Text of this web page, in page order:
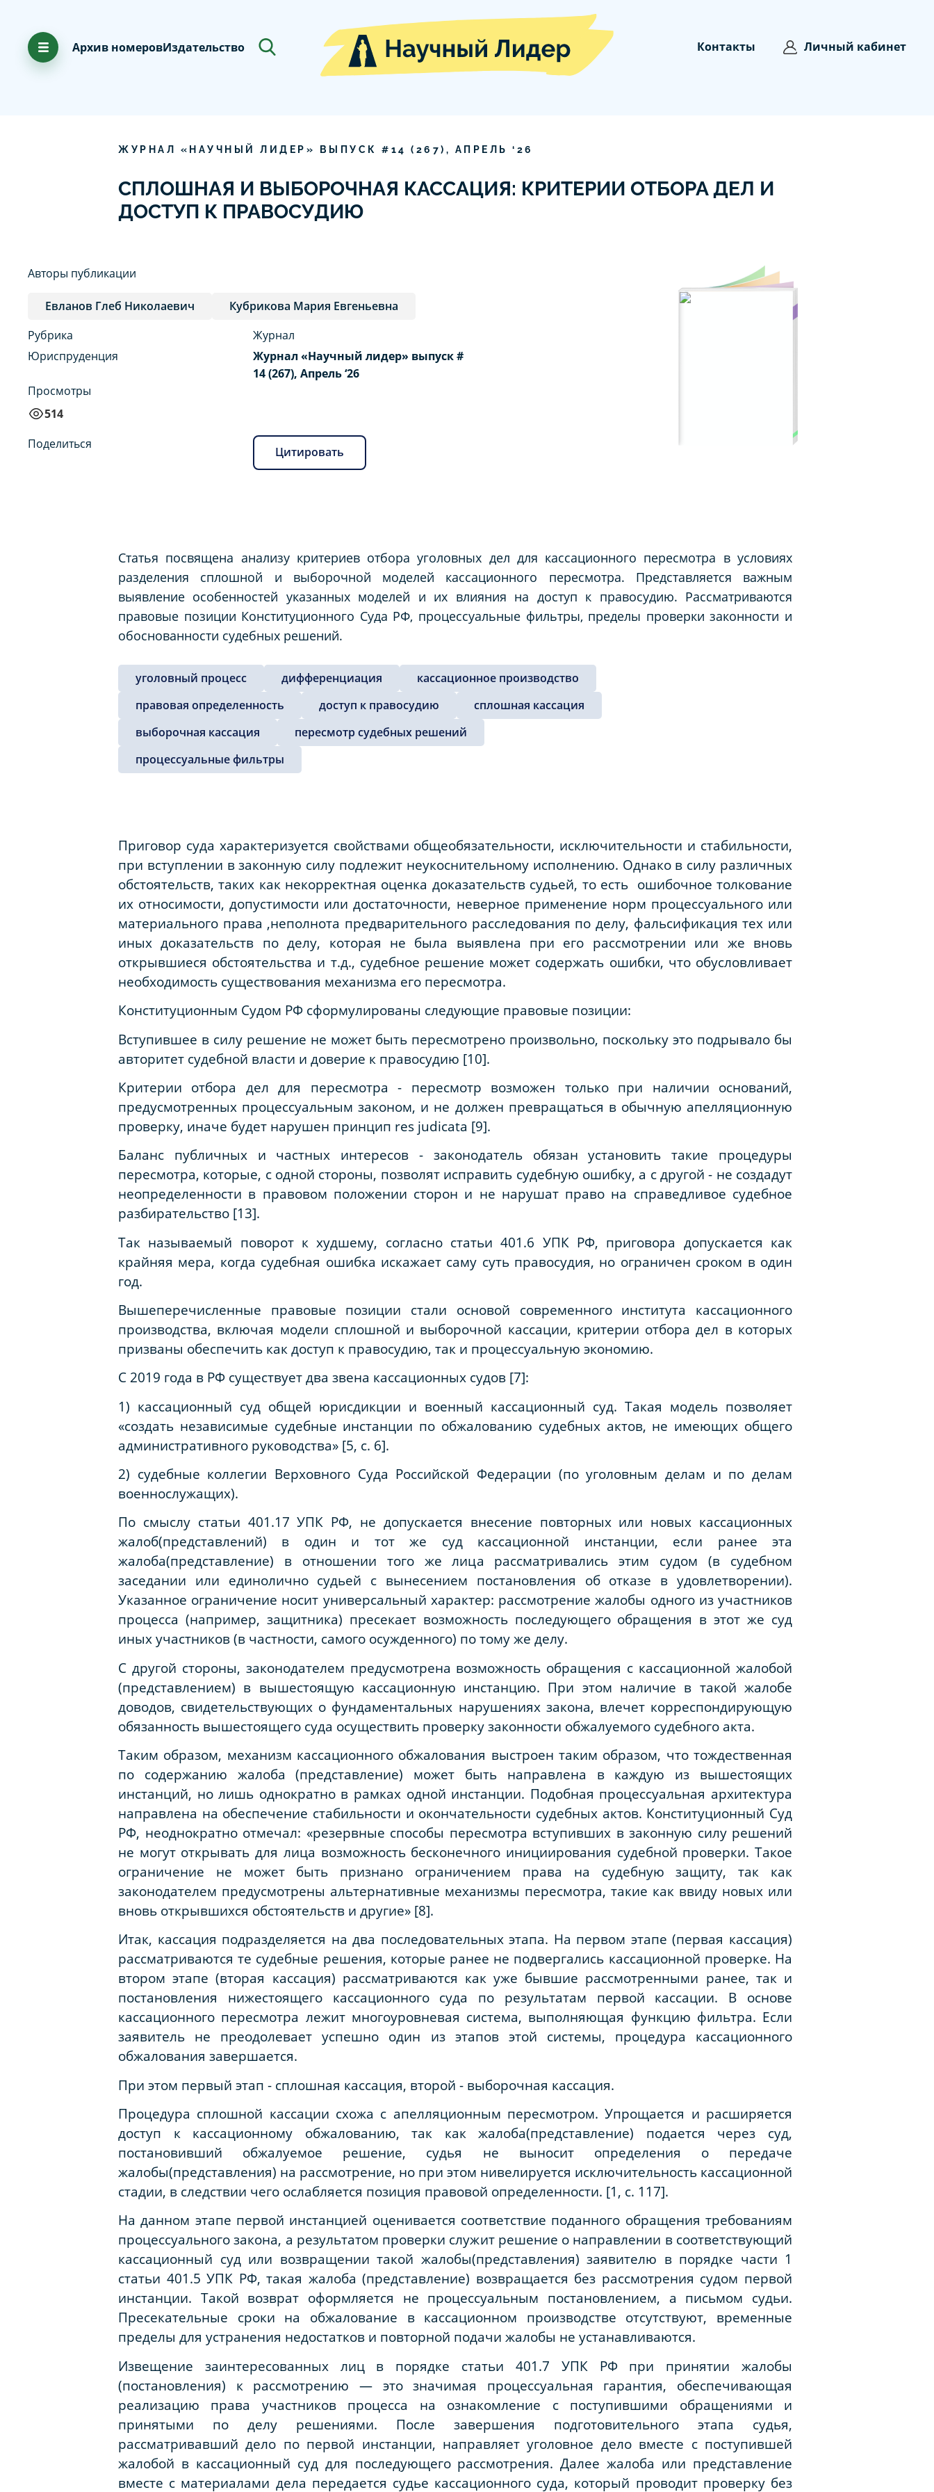
Архив номеровИздательство Контакты Личный кабинет
ЖУРНАЛ «НАУЧНЫЙ ЛИДЕР» ВЫПУСК # 14 ( 267), АПРЕЛЬ ‘ 26
СПЛОШНАЯ И ВЫБОРОЧНАЯ КАССАЦИЯ: КРИТЕРИИ ОТБОРА ДЕЛ И
ДОСТУП К ПРАВОСУДИЮ
Авторы публикации
Евланов Глеб Николаевич
Кубрикова Мария Евгеньевна
Рубрика
Юриспруденция
Просмотры
514
Журнал
Журнал «Научный лидер» выпуск #
14 (267), Апрель ‘26
Поделиться
Цитировать
Статья посвящена анализу критериев отбора уголовных дел для кассационного пересмотра в условиях
разделения сплошной и выборочной моделей кассационного пересмотра. Представляется важным
выявление особенностей указанных моделей и их влияния на доступ к правосудию. Рассматриваются
правовые позиции Конституционного Суда РФ, процессуальные фильтры, пределы проверки законности и
обоснованности судебных решений.
уголовный процесс дифференциация
кассационное производство
правовая определенность
доступ к правосудию
сплошная кассация
выборочная кассация
пересмотр судебных решений
процессуальные фильтры
Приговор суда характеризуется свойствами общеобязательности, исключительности и стабильности,
при вступлении в законную силу подлежит неукоснительному исполнению. Однако в силу различных
обстоятельств, таких как некорректная оценка доказательств судьей, то есть ошибочное толкование
их относимости, допустимости или достаточности, неверное применение норм процессуального или
материального права ,неполнота предварительного расследования по делу, фальсификация тех или
иных доказательств по делу, которая не была выявлена при его рассмотрении или же вновь
открывшиеся обстоятельства и т.д., судебное решение может содержать ошибки, что обусловливает
необходимость существования механизма его пересмотра.
Конституционным Судом РФ сформулированы следующие правовые позиции:
Вступившее в силу решение не может быть пересмотрено произвольно, поскольку это подрывало бы
авторитет судебной власти и доверие к правосудию [10].
Критерии отбора дел для пересмотра - пересмотр возможен только при наличии оснований,
предусмотренных процессуальным законом, и не должен превращаться в обычную апелляционную
проверку, иначе будет нарушен принцип res judicata [9].
Баланс публичных и частных интересов - законодатель обязан установить такие процедуры
пересмотра, которые, с одной стороны, позволят исправить судебную ошибку, а с другой - не создадут
неопределенности в правовом положении сторон и не нарушат право на справедливое судебное
разбирательство [13].
Так называемый поворот к худшему, согласно статьи 401.6 УПК РФ, приговора допускается как
крайняя мера, когда судебная ошибка искажает саму суть правосудия, но ограничен сроком в один
год.
Вышеперечисленные правовые позиции стали основой современного института кассационного
производства, включая модели сплошной и выборочной кассации, критерии отбора дел в которых
призваны обеспечить как доступ к правосудию, так и процессуальную экономию.
С 2019 года в РФ существует два звена кассационных судов [7]:
1) кассационный суд общей юрисдикции и военный кассационный суд. Такая модель позволяет
«создать независимые судебные инстанции по обжалованию судебных актов, не имеющих общего
административного руководства» [5, с. 6].
2) судебные коллегии Верховного Суда Российской Федерации (по уголовным делам и по делам
военнослужащих).
По смыслу статьи 401.17 УПК РФ, не допускается внесение повторных или новых кассационных
жалоб(представлений) в один и тот же суд кассационной инстанции, если ранее эта
жалоба(представление) в отношении того же лица рассматривались этим судом (в судебном
заседании или единолично судьей с вынесением постановления об отказе в удовлетворении).
Указанное ограничение носит универсальный характер: рассмотрение жалобы одного из участников
процесса (например, защитника) пресекает возможность последующего обращения в этот же суд
иных участников (в частности, самого осужденного) по тому же делу.
С другой стороны, законодателем предусмотрена возможность обращения с кассационной жалобой
(представлением) в вышестоящую кассационную инстанцию. При этом наличие в такой жалобе
доводов, свидетельствующих о фундаментальных нарушениях закона, влечет корреспондирующую
обязанность вышестоящего суда осуществить проверку законности обжалуемого судебного акта.
Таким образом, механизм кассационного обжалования выстроен таким образом, что тождественная
по содержанию жалоба (представление) может быть направлена в каждую из вышестоящих
инстанций, но лишь однократно в рамках одной инстанции. Подобная процессуальная архитектура
направлена на обеспечение стабильности и окончательности судебных актов. Конституционный Суд
РФ, неоднократно отмечал: «резервные способы пересмотра вступивших в законную силу решений
не могут открывать для лица возможность бесконечного инициирования судебной проверки. Такое
ограничение не может быть признано ограничением права на судебную защиту, так как
законодателем предусмотрены альтернативные механизмы пересмотра, такие как ввиду новых или
вновь открывшихся обстоятельств и другие» [8].
Итак, кассация подразделяется на два последовательных этапа. На первом этапе (первая кассация)
рассматриваются те судебные решения, которые ранее не подвергались кассационной проверке. На
втором этапе (вторая кассация) рассматриваются как уже бывшие рассмотренными ранее, так и
постановления нижестоящего кассационного суда по результатам первой кассации. В основе
кассационного пересмотра лежит многоуровневая система, выполняющая функцию фильтра. Если
заявитель не преодолевает успешно один из этапов этой системы, процедура кассационного
обжалования завершается.
При этом первый этап - сплошная кассация, второй - выборочная кассация.
Процедура сплошной кассации схожа с апелляционным пересмотром. Упрощается и расширяется
доступ к кассационному обжалованию, так как жалоба(представление) подается через суд,
постановивший обжалуемое решение, судья не выносит определения о передаче
жалобы(представления) на рассмотрение, но при этом нивелируется исключительность кассационной
стадии, в следствии чего ослабляется позиция правовой определенности. [1, с. 117].
На данном этапе первой инстанцией оценивается соответствие поданного обращения требованиям
процессуального закона, а результатом проверки служит решение о направлении в соответствующий
кассационный суд или возвращении такой жалобы(представления) заявителю в порядке части 1
статьи 401.5 УПК РФ, такая жалоба (представление) возвращается без рассмотрения судом первой
инстанции. Такой возврат оформляется не процессуальным постановлением, а письмом судьи.
Пресекательные сроки на обжалование в кассационном производстве отсутствуют, временные
пределы для устранения недостатков и повторной подачи жалобы не устанавливаются.
Извещение заинтересованных лиц в порядке статьи 401.7 УПК РФ при принятии жалобы
(постановления) к рассмотрению — это значимая процессуальная гарантия, обеспечивающая
реализацию права участников процесса на ознакомление с поступившими обращениями и
принятыми по делу решениями. После завершения подготовительного этапа судья,
рассматривавший дело по первой инстанции, направляет уголовное дело вместе с поступившей
жалобой в кассационный суд для последующего рассмотрения. Далее жалоба или представление
вместе с материалами дела передается судье кассационного суда, который проводит проверку без